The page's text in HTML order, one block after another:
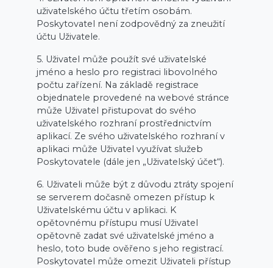
uživatelského účtu třetím osobám.
Poskytovatel není zodpovědný za zneužití
účtu Uživatele.
5. Uživatel může použít své uživatelské
jméno a heslo pro registraci libovolného
počtu zařízení. Na základě registrace
objednatele provedené na webové stránce
může Uživatel přistupovat do svého
uživatelského rozhraní prostřednictvím
aplikací. Ze svého uživatelského rozhraní v
aplikaci může Uživatel využívat služeb
Poskytovatele (dále jen „Uživatelský účet“).
6. Uživateli může být z důvodu ztráty spojení
se serverem dočasně omezen přístup k
Uživatelskému účtu v aplikaci. K
opětovnému přístupu musí Uživatel
opětovně zadat své uživatelské jméno a
heslo, toto bude ověřeno s jeho registrací.
Poskytovatel může omezit Uživateli přístup